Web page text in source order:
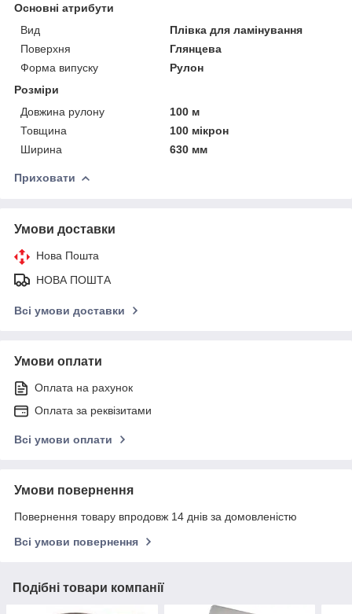
Основні атрибути
Вид
Плівка для ламінування
Поверхня
Глянцева
Форма випуску
Рулон
Розміри
Довжина рулону
100 м
Товщина
100 мікрон
Ширина
630 мм
Приховати
Умови доставки
Нова Пошта
НОВА ПОШТА
Всі умови доставки
Умови оплати
Оплата на рахунок
Оплата за реквізитами
Всі умови оплати
Умови повернення
Повернення товару впродовж 14 днів за домовленістю
Всі умови повернення
Подібні товари компанії